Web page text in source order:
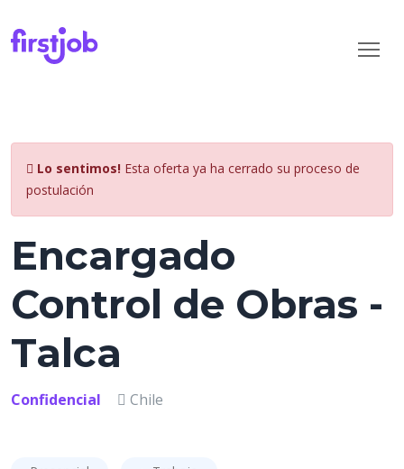
Lo sentimos! Esta oferta ya ha cerrado su proceso de
postulación
Encargado
Control de Obras -
Talca
Confidencial Chile